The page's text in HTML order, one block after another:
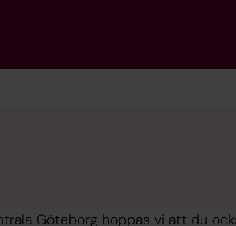
Göteborg hoppas vi att du